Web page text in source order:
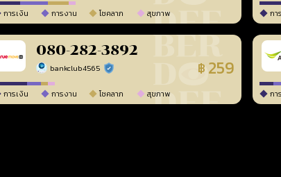
การเงิน การงาน โชคลาภ สุขภาพ กา
080-282-3892
bankclub4565 ร้านยืนยันแล้ว ฿ 259
การเงิน การงาน โชคลาภ สุขภาพ กา